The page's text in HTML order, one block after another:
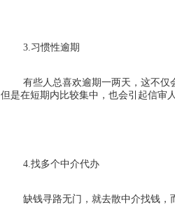
3.习惯性逾期
有些人总喜欢逾期一两天，这不仅会
但是在短期内比较集中，也会引起信审
4.找多个中介代办
缺钱寻路无门，就去散中介找钱，而